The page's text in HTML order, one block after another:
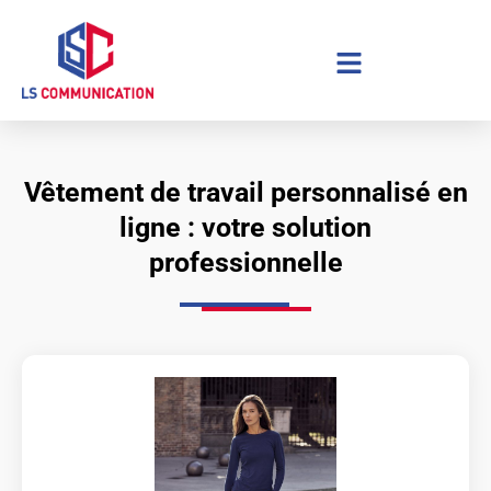
contenu
Vêtement de travail personnalisé en
ligne : votre solution
professionnelle